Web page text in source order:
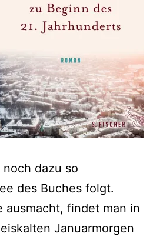
dazu so
des Buches folgt.
ausmacht, findet man in
Januarmorgen